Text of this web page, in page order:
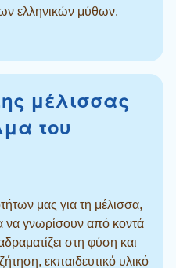
ελληνικών μύθων.
μέλισσας
του
μας για τη μέλισσα,
να γνωρίσουν από κοντά
στη φύση και
εκπαιδευτικό υλικό